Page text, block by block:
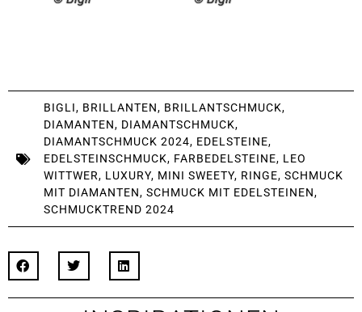
BIGLI, BRILLANTEN, BRILLANTSCHMUCK,
DIAMANTEN, DIAMANTSCHMUCK,
DIAMANTSCHMUCK 2024, EDELSTEINE,
EDELSTEINSCHMUCK, FARBEDELSTEINE, LEO
WITTWER, LUXURY, MINI SWEETY, RINGE, SCHMUCK
MIT DIAMANTEN, SCHMUCK MIT EDELSTEINEN,
SCHMUCKTREND 2024